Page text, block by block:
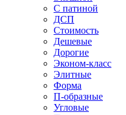
С патиной
ДСП
Стоимость
Дешевые
Дорогие
Эконом-класс
Элитные
Форма
П-образные
Угловые